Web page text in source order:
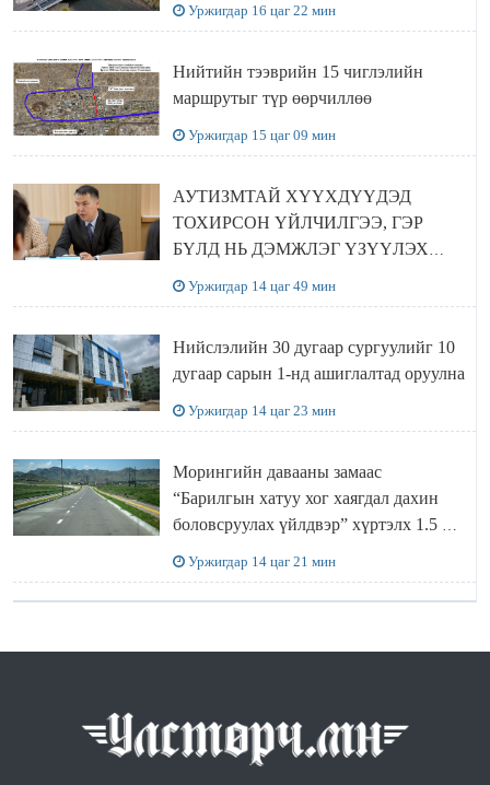
Уржигдар 16 цаг 22 мин
Нийтийн тээврийн 15 чиглэлийн
маршрутыг түр өөрчиллөө
Уржигдар 15 цаг 09 мин
АУТИЗМТАЙ ХҮҮХДҮҮДЭД
ТОХИРСОН ҮЙЛЧИЛГЭЭ, ГЭР
БҮЛД НЬ ДЭМЖЛЭГ ҮЗҮҮЛЭХ
Уржигдар 14 цаг 49 мин
Нийслэлийн 30 дугаар сургуулийг 10
дугаар сарын 1-нд ашиглалтад оруулна
Уржигдар 14 цаг 23 мин
Морингийн давааны замаас
“Барилгын хатуу хог хаягдал дахин
боловсруулах үйлдвэр” хүртэлх 1.5 км
Уржигдар 14 цаг 21 мин